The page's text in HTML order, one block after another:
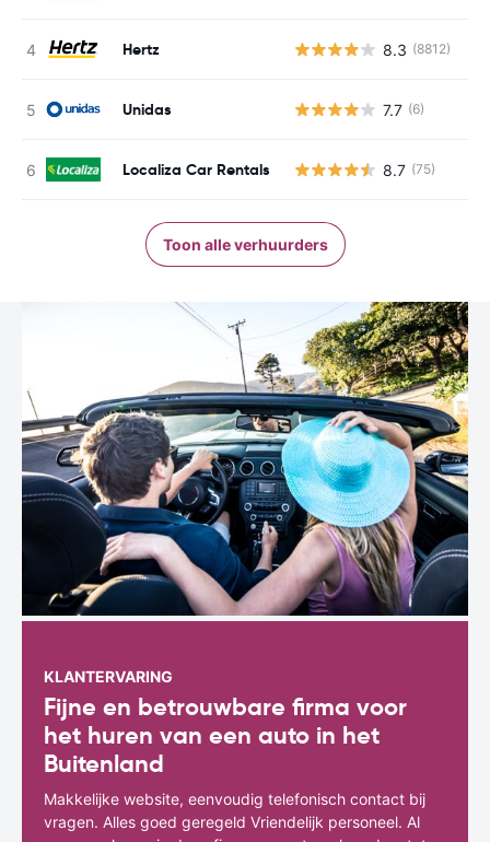
Hertz 8.3 (8812)
Unidas 7.7 (6)
Localiza Car Rentals 8.7 (75)
Toon alle verhuurders
KLANTERVARING
Fijne en betrouwbare firma voor
het huren van een auto in het
Buitenland
Makkelijke website, eenvoudig telefonisch contact bij
vragen. Alles goed geregeld Vriendelijk personeel. Al